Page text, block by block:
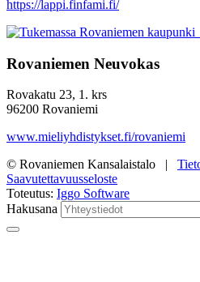
https://lappi.finfami.fi/
Rovaniemen Neuvokas
Rovakatu 23, 1. krs
96200 Rovaniemi
www.mieliyhdistykset.fi/rovaniemi
© Rovaniemen Kansalaistalo |
Saavutettavuusseloste
Toteutus: Iggo Software
Hakusana